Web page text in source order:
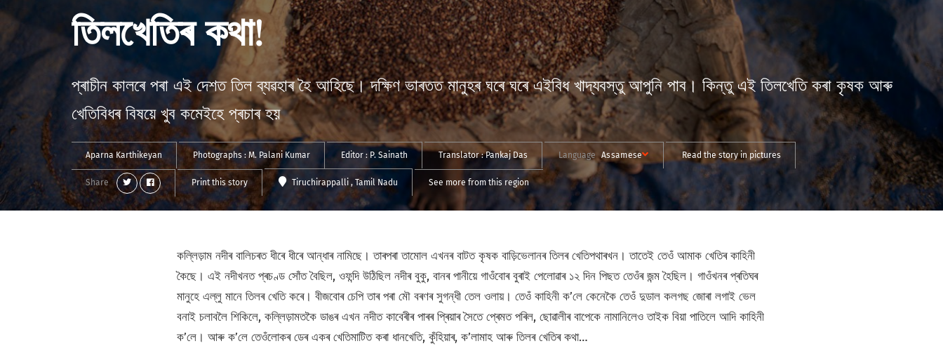
তিলখেতিৰ কথা!
প্ৰাচীন কালৰে পৰা এই দেশত তিল ব্যৱহাৰ হৈ আহিছে। দক্ষিণ ভাৰতত মানুহৰ ঘৰে ঘৰে এইবিধ খাদ্যবস্তু আপুনি পাব। কিন্তু এই তিলখেতি কৰা কৃষক আৰু
খেতিবিধৰ বিষয়ে খুব কমেইহে প্ৰচাৰ হয়
Aparna Karthikeyan Photographs : M. Palani Kumar Editor : P. Sainath Translator :Pankaj Das Language Assamese Read the story in pictures
Share Print this story Tiruchirappalli , Tamil Nadu See more from this region
কল্লিড়াম নদীৰ বালিচৰত ধীৰে ধীৰে আন্ধাৰ নামিছে। তাৰপৰা তামোল এখনৰ বাটত কৃষক বাড়িভেলানৰ তিলৰ খেতিপথাৰখন। তাতেই তেওঁ আমাক খেতিৰ কাহিনী
কৈছে। এই নদীখনত প্ৰচণ্ড সোঁত বৈছিল, ওফন্দি উঠিছিল নদীৰ বুকু, বানৰ পানীয়ে গাওঁবোৰ বুৰাই পেলোৱাৰ ১২ দিন পিছত তেওঁৰ জন্ম হৈছিল। গাওঁখনৰ প্ৰতিঘৰ
মানুহে এল্লু মানে তিলৰ খেতি কৰে। বীজবোৰ চেপি তাৰ পৰা মৌ বৰণৰ সুগন্ধী তেল ওলায়। তেওঁ কাহিনী ক’লে কেনেকৈ তেওঁ দুডাল কলগছ জোৰা লগাই ভেল
বনাই চলাবলৈ শিকিলে, কল্লিড়ামতকৈ ডাঙৰ এখন নদীত কাবেৰীৰ পাৰৰ প্ৰিয়াৰ সৈতে প্ৰেমত পৰিল, ছোৱালীৰ বাপেকে নামানিলেও তাইক বিয়া পাতিলে আদি কাহিনী
ক’লে। আৰু ক’লে তেওঁলোকৰ ডেৰ একৰ খেতিমাটিত কৰা ধানখেতি, কুঁহিয়াৰ, ক’লামাহ আৰু তিলৰ খেতিৰ কথা…